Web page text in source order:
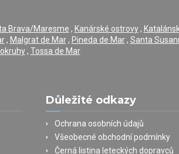
Brava/Maresme , Kanárské ostrovy,
, Malgrat de Mar, Pineda de Mar, Santa
, Tossa de Mar
Důležité odkazy
Ochrana osobních údajů
Všeobecné obchodní podmínky
Černá listina leteckých dopravců